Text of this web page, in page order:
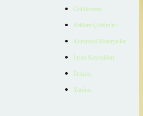
Ödüllerimiz
Reklam Çözümleri
Kurumsal Materyaller
İnsan Kaynakları
İletişim
Yardım